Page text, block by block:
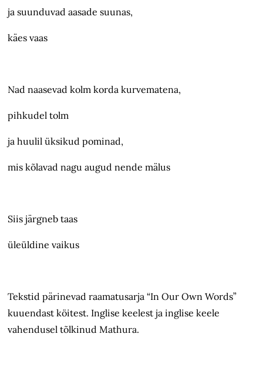
ja suunduvad aasade suunas,
käes vaas
Nad naasevad kolm korda kurvematena,
pihkudel tolm
ja huulil üksikud pominad,
mis kõlavad nagu augud nende mälus
Siis järgneb taas
üleüldine vaikus
Tekstid pärinevad raamatusarja “In Our Own Words”
kuuendast köitest. Inglise keelest ja inglise keele
vahendusel tõlkinud Mathura.